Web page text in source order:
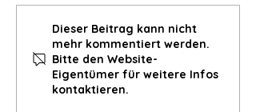
Immunstarkes Süppchen
mit Hanf-Topping
Dieser Beitrag kann nicht
mehr kommentiert werden.
Bitte den Website-
Eigentümer für weitere Infos
kontaktieren.